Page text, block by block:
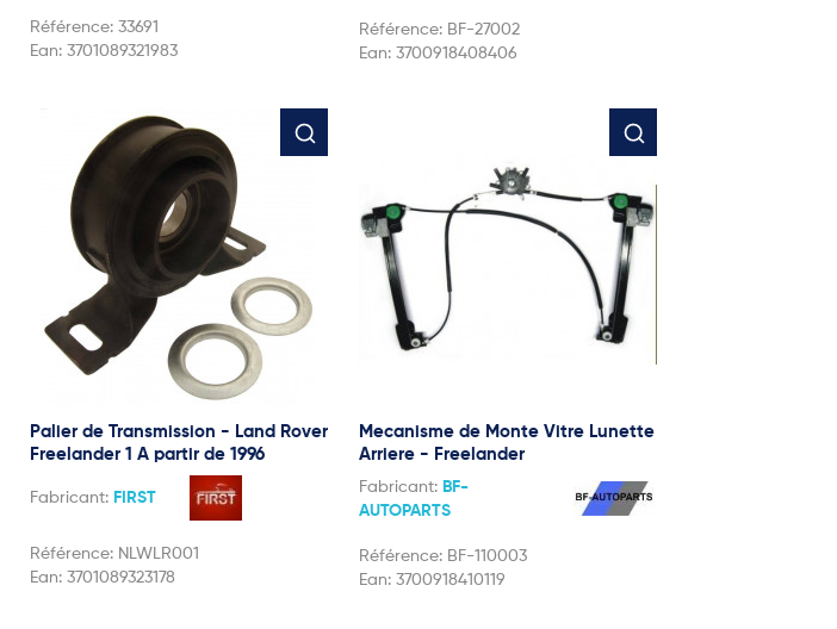
Référence: 33691
Ean: 3701089321983
Référence: BF-27002
Ean: 3700918408406
Palier de Transmission - Land Rover
Freelander 1 A partir de 1996
Fabricant: FIRST
Référence: NLWLR001
Ean: 3701089323178
Mecanisme de Monte Vitre Lunette
Arriere - Freelander
Fabricant: BF-
AUTOPARTS
Référence: BF-110003
Ean: 3700918410119